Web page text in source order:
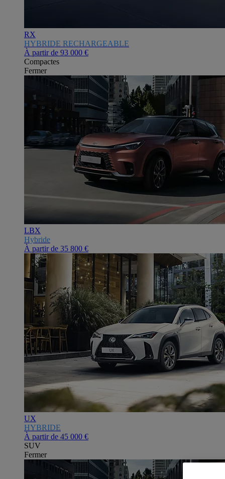
RX
HYBRIDE RECHARGEABLE
À partir de 93 000 €
Compactes
Fermer
LBX
Hybride
À partir de 35 800 €
UX
HYBRIDE
À partir de 45 000 €
SUV
Fermer